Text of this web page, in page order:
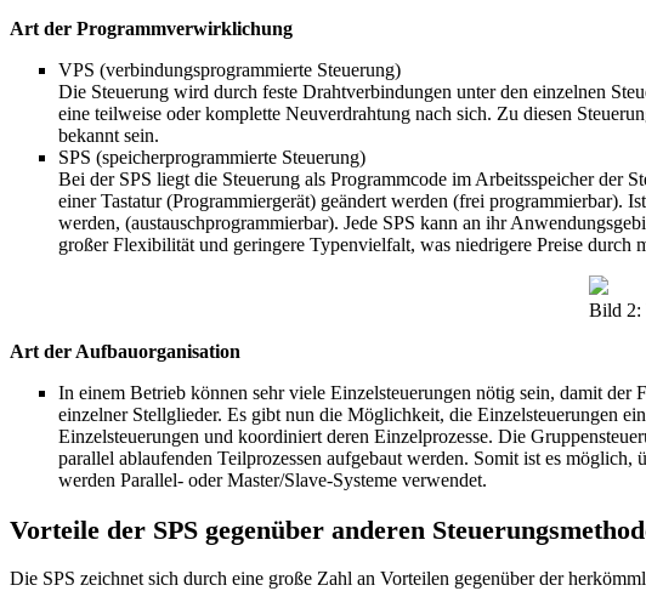
Art der Programmverwirklichung
VPS (verbindungsprogrammierte Steuerung)
Die Steuerung wird durch feste Drahtverbindungen unter den einzelnen
eine teilweise oder komplette Neuverdrahtung nach sich. Zu diesen
bekannt sein.
SPS (speicherprogrammierte Steuerung)
Bei der SPS liegt die Steuerung als Programmcode im Arbeitsspeicher der
einer Tastatur (Programmiergerät) geändert werden (frei programmierbar).
werden, (austauschprogrammierbar). Jede SPS kann an ihr
großer Flexibilität und geringere Typenvielfalt, was niedrigere Preise durch
Bild 2:
Art der Aufbauorganisation
In einem Betrieb können sehr viele Einzelsteuerungen nötig sein, damit
einzelner Stellglieder. Es gibt nun die Möglichkeit, die Einzelsteuerungen
Einzelsteuerungen und koordiniert deren Einzelprozesse. Die
parallel ablaufenden Teilprozessen aufgebaut werden. Somit ist es
werden Parallel- oder Master/Slave-Systeme verwendet.
Vorteile der SPS gegenüber anderen
Die SPS zeichnet sich durch eine große Zahl an Vorteilen gegenüber der